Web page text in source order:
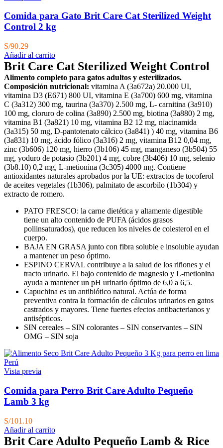
Comida para Gato Brit Care Cat Sterilized Weight
Control 2 kg
S/90.29
Añadir al carrito
Brit Care Cat Sterilized Weight Control
Alimento completo para gatos adultos y esterilizados.
Composición nutricional: vitamina A (3a672a) 20.000 UI,
vitamina D3 (E671) 800 UI, vitamina E (3a700) 600 mg, vitamina
C (3a312) 300 mg, taurina (3a370) 2.500 mg, L- carnitina (3a910)
100 mg, cloruro de colina (3a890) 2.500 mg, biotina (3a880) 2 mg,
vitamina B1 (3a821) 10 mg, vitamina B2 12 mg, niacinamida
(3a315) 50 mg, D-pantotenato cálcico (3a841) ) 40 mg, vitamina B6
(3a831) 10 mg, ácido fólico (3a316) 2 mg, vitamina B12 0,04 mg,
zinc (3b606) 120 mg, hierro (3b106) 45 mg, manganeso (3b504) 55
mg, yoduro de potasio (3b201) 4 mg, cobre (3b406) 10 mg, selenio
(3b8.10) 0,2 mg, L-metionina (3c305) 4000 mg. Contiene
antioxidantes naturales aprobados por la UE: extractos de tocoferol
de aceites vegetales (1b306), palmitato de ascorbilo (1b304) y
extracto de romero.
PATO FRESCO: la carne dietética y altamente digestible
tiene un alto contenido de PUFA (ácidos grasos
poliinsaturados), que reducen los niveles de colesterol en el
cuerpo.
BAJA EN GRASA junto con fibra soluble e insoluble ayudan
a mantener un peso óptimo.
ESPINO CERVAL contribuye a la salud de los riñones y el
tracto urinario. El bajo contenido de magnesio y L-metionina
ayuda a mantener un pH urinario óptimo de 6,0 a 6,5.
Capuchina es un antibiótico natural. Actúa de forma
preventiva contra la formación de cálculos urinarios en gatos
castrados y mayores. Tiene fuertes efectos antibacterianos y
antisépticos.
SIN cereales – SIN colorantes – SIN conservantes – SIN
OMG – SIN soja
Vista previa
Comida para Perro Brit Care Adulto Pequeño
Lamb 3 kg
S/101.10
Añadir al carrito
Brit Care Adulto Pequeño Lamb & Rice